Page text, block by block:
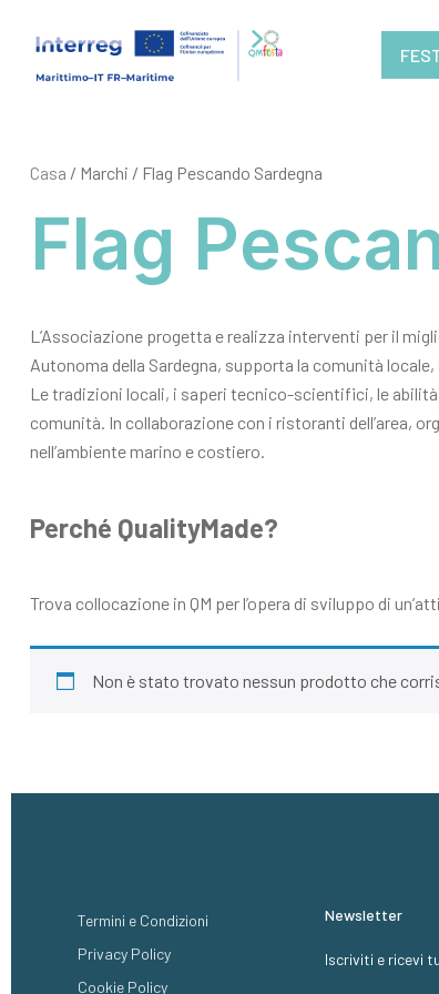
Casa / Marchi / Flag Pescando Sardegna
Flag
L’Associazione progetta e realizza interventi per il
Autonoma della Sardegna, supporta la comunità
Le tradizioni locali, i saperi tecnico-scientifici, le
comunità. In collaborazione con i ristoranti dell’area,
nell’ambiente marino e costiero.
Perché QualityMade?
Trova collocazione in QM per l’opera di sviluppo di
Non è stato trovato nessun prodotto che
Termini e Condizioni
Privacy Policy
Cookie Policy
Newsletter
Iscriviti e ricevi